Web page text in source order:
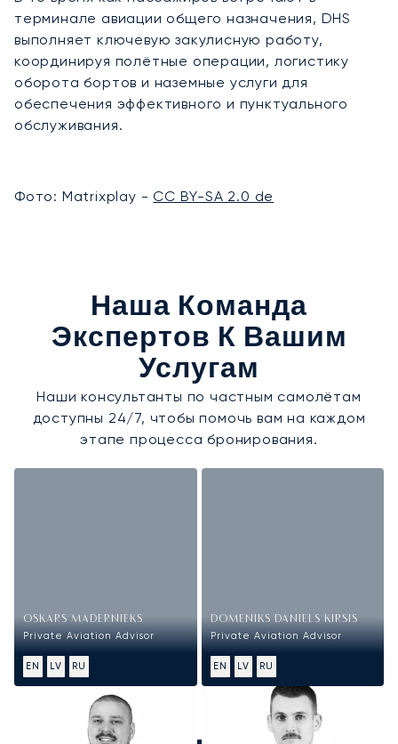
терминале авиации общего назначения, DHS
выполняет ключевую закулисную работу,
координируя полётные операции, логистику
оборота бортов и наземные услуги для
обеспечения эффективного и пунктуального
обслуживания.
Фото: Matrixplay -CC BY-SA 2.0 de
Наша Команда
Экспертов К Вашим
Услугам
Наши консультанты по частным самолётам
доступны 24/7, чтобы помочь вам на каждом
этапе процесса бронирования.
OSKARS MADERNIEKS
Private Aviation Advisor
EN LV RU
DOMENIKS DANIELS KIRSIS
Private Aviation Advisor
EN LV RU